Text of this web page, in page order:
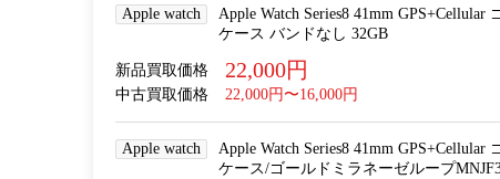
Apple watch
Apple Watch Series8 41mm
ケース バンドなし 32GB
新品買取価格 22,000円
中古買取価格 22,000円〜16,000円
Apple watch
Apple Watch Series8 41mm
ケース/ゴールドミラネーゼループ